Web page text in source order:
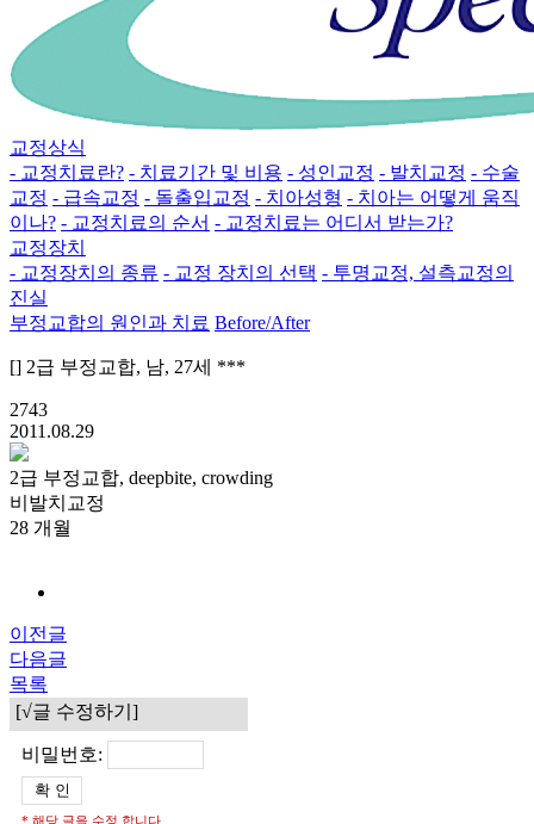
교정상식
- 교정치료란? - 치료기간 및 비용 - 성인교정 - 발치교정 - 수술
교정 - 급속교정 - 돌출입교정 - 치아성형 - 치아는 어떻게 움직
이나? - 교정치료의 순서 - 교정치료는 어디서 받는가?
교정장치
- 교정장치의 종류 - 교정 장치의 선택 - 투명교정, 설측교정의
진실
부정교합의 원인과 치료 Before/After
[] 2급 부정교합, 남, 27세 ***
2743
2011.08.29
2급 부정교합, deepbite, crowding
비발치교정
28 개월
이전글
다음글
목록
[√글 수정하기]
비밀번호:
* 해당 글을 수정 합니다.